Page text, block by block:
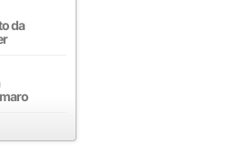
da